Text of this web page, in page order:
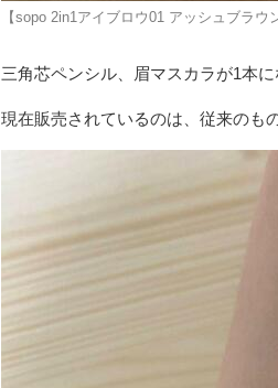
【sopo 2in1アイブロウ01 アッシュブラウ
三角芯ペンシル、眉マスカラが1本
現在販売されているのは、従来のも